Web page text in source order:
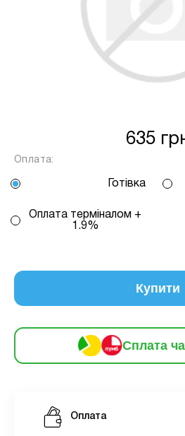
635
Оплата:
Готівка
Оплата терміналом +
1.9%
Купити
Сплата
залежить від кількості
платежів, від 2 до 25, тая
допомогою калькулятору
консультацією нашого
МИТТЄВА РОЗСТРОЧКА чи
Якщо сума доступного ліміту
можливість доплатити
частинами
3
9
12
229 грн
придбати товар в розстрочку.
Оплата